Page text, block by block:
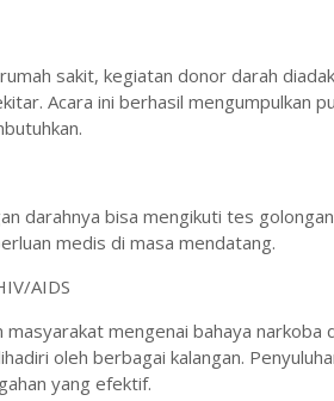
sakit, kegiatan donor darah
Acara ini berhasil mengumpulkan
darahnya bisa mengikuti tes
medis di masa mendatang.
AIDS
mengenai bahaya narkoba
oleh berbagai kalangan.
yang efektif.